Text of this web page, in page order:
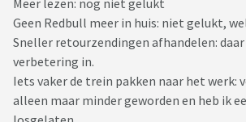
Meer lezen: nog niet gelukt
Geen Redbull meer in huis: niet gelukt,
Sneller retourzendingen afhandelen:
verbetering in.
Iets vaker de trein pakken naar het werk:
alleen maar minder geworden en heb ik